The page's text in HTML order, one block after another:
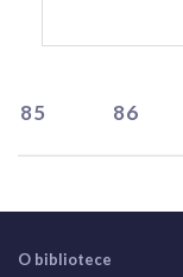
85 86
O bibliotece